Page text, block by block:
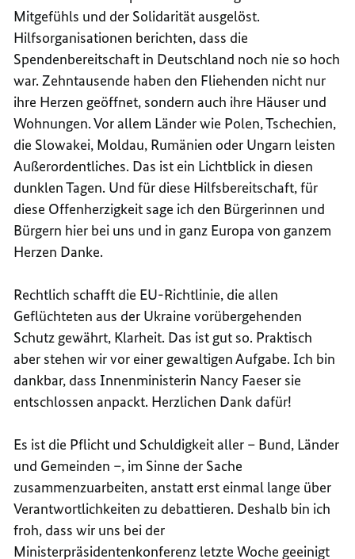
Mitgefühls und der Solidarität ausgelöst.
Hilfsorganisationen berichten, dass die
Spendenbereitschaft in Deutschland noch nie so hoch
war. Zehntausende haben den Fliehenden nicht nur
ihre Herzen geöffnet, sondern auch ihre Häuser und
Wohnungen. Vor allem Länder wie Polen, Tschechien,
die Slowakei, Moldau, Rumänien oder Ungarn leisten
Außerordentliches. Das ist ein Lichtblick in diesen
dunklen Tagen. Und für diese Hilfsbereitschaft, für
diese Offenherzigkeit sage ich den Bürgerinnen und
Bürgern hier bei uns und in ganz Europa von ganzem
Herzen Danke.
Rechtlich schafft die EU-Richtlinie, die allen
Geflüchteten aus der Ukraine vorübergehenden
Schutz gewährt, Klarheit. Das ist gut so. Praktisch
aber stehen wir vor einer gewaltigen Aufgabe. Ich bin
dankbar, dass Innenministerin Nancy Faeser sie
entschlossen anpackt. Herzlichen Dank dafür!
Es ist die Pflicht und Schuldigkeit aller – Bund, Länder
und Gemeinden –, im Sinne der Sache
zusammenzuarbeiten, anstatt erst einmal lange über
Verantwortlichkeiten zu debattieren. Deshalb bin ich
froh, dass wir uns bei der
Ministerpräsidentenkonferenz letzte Woche geeinigt